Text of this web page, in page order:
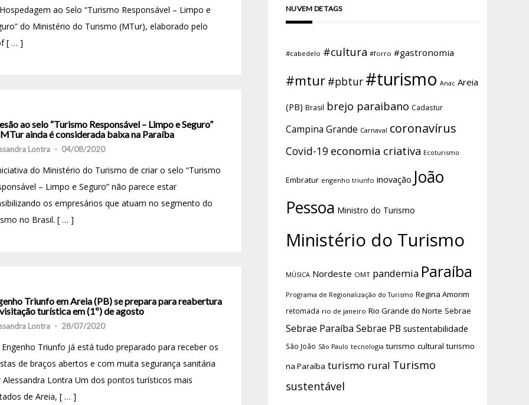
ao Selo “Turismo Responsável – Limpo e
do Ministério do Turismo (MTur), elaborado pelo
[ … ]
ao selo “Turismo Responsável – Limpo e Seguro”
ainda é considerada baixa na Paraíba
Lontra - 04/08/2020
do Ministério do Turismo de criar o selo “Turismo
– Limpo e Seguro” não parece estar
os empresários que atuam no segmento do
no Brasil. [ … ]
Triunfo em Areia (PB) se prepara para reabertura
turística em (1º) de agosto
Lontra - 28/07/2020
Triunfo já está tudo preparado para receber os
de braços abertos e com muita segurança sanitária
Alessandra Lontra Um dos pontos turísticos mais
de Areia, [ … ]
NUVEM DE TAGS
#cabedelo #cultura #forro #gastronomia
#mtur #pbtur #turismo Anac Areia
(PB) Brasil brejo paraibano Cadastur
Campina Grande Carnaval coronavírus
Covid-19 economia criativa Ecoturismo
Embratur engenho triunfo inovação João
Pessoa Ministro do Turismo
Ministério do Turismo
MÚSICA Nordeste OMT pandemia Paraíba
Programa de Regionalização do Turismo Regina Amorim
retomada rio de janeiro Rio Grande do Norte Sebrae
Sebrae Paraíba Sebrae PB sustentabilidade
São João São Paulo tecnologia turismo cultural turismo
na Paraíba turismo rural Turismo
sustentável